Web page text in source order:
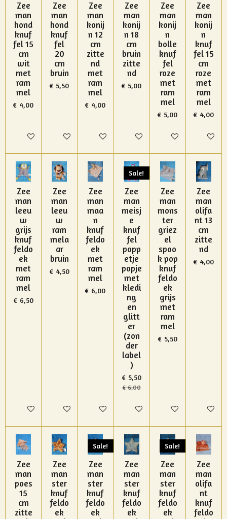
Zee
man
hond
knuf
fel 15
cm
wit
met
ram
mel
€ 4,00
In winkelwagen
Zee
man
hond
knuf
fel
20
cm
bruin
€ 5,50
In winkelwagen
Zee
man
konij
n 12
cm
zitte
nd
met
ram
mel
€ 4,00
In winkelwagen
Zee
man
konij
n 18
cm
bruin
zitte
nd
€ 5,00
In winkelwagen
Zee
man
konij
n
bolle
knuf
fel
roze
met
ram
mel
€ 5,00
In winkelwagen
Zee
man
konij
n
knuf
fel 15
cm
roze
met
ram
mel
€ 4,00
In
Zee
man
leeu
w
grijs
knuf
feldo
ek
met
ram
mel
€ 6,50
In winkelwagen
Zee
man
leeu
w
ram
mela
ar
bruin
€ 4,50
In winkelwagen
Zee
man
maa
n
knuf
feldo
ek
met
ram
mel
€ 6,00
In winkelwagen
Sale!
Zee
man
meisj
e
knuf
fel
popp
etje
popje
met
kledi
ng
en
glitt
er
(zon
der
label
)
€ 5,50
€ 6,00
In winkelwagen
Zee
man
mons
ter
griez
el
spoo
k pop
knuf
feldo
ek
grijs
met
ram
mel
€ 5,50
In winkelwagen
Zee
man
olifa
nt 13
cm
zitte
nd
€ 4,00
In
Zee
man
poes
15
cm
zitte
Zee
man
ster
knuf
feldo
ek
Sale!
Zee
man
ster
knuf
feldo
ek
Zee
man
ster
knuf
feldo
ek
Sale!
Zee
man
ster
knuf
feldo
ek
Zee
man
olifa
nt
knuf
feldo